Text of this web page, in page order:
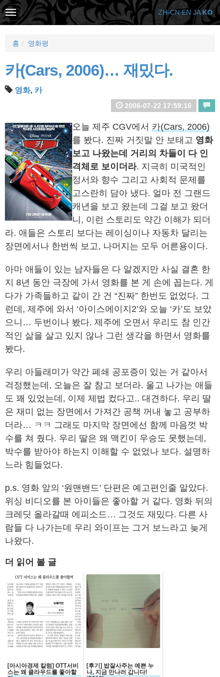
홈 영화평
카(Cars, 2006)… 재밌다.
영화, 카
2006-07-22 17:59:16
오늘 제주 CGV에서 카(Cars, 2006)
를 봤다. 진짜 거짓말 안 보태고 영화
보고 나왔는데 거리의 차들이 다 인
격체로 보이더라. 지극히 미국적인
정서와 향수 그리고 사회적 문제를
고스란히 담아 냈다. 얼마 전 그랜드
캐년을 보고 왔는데 그걸 보고 왔더
니, 이런 스토리도 약간 이해가 되더
라. 애들은 스토리 보다는 레이싱이나 자동차 달리는
장면에서나 한번씩 보고, 나머지는 모두 어른용이다.
아마 애들이 있는 남자들은 다 알겠지만 사실 결혼 한
지 8년 동안 극장에 가서 영화를 본 게 손에 꼽는다. 게
다가 가족들하고 같이 간 건 “진짜” 한번도 없었다. 그
런데, 제주에 와서 ‘아이스에이지2’와 오늘 ‘카’도 보았
으니… 두번이나 봤다. 제주에 오면서 우리도 참 인간
적인 삶을 살고 있지 않나 그런 생각을 하면서 영화를
봤다.
우리 아들래미가 약간 폐쇄 공포증이 있는 거 같아서
걱정했는데, 오늘은 잘 참고 보더라. 울고 나가는 애들
도 꽤 있었는데, 이제 제법 컸다고.. 대견하다. 우리 딸
은 재미 없는 장면에서 가져간 공책 꺼내 놓고 공부하
더라… ㅋㅋ 그래도 마지막 장면에선 함께 마음껏 박
수를 쳐 줬다. 우리 딸은 왜 맥킨이 우승도 못했는데,
박수를 받아야 하는지 이해할 수 없었나 보다. 설명하
느라 힘들었다.
p.s. 영화 앞의 ‘원맨밴드’ 단편은 예고편인줄 알았다.
위싱 비디오를 본 아이들은 좋아할 거 같다. 영화 뒤의
크레딧 올라갈때 에피소드… 그것도 재밌다. 다른 사
람들 다 나가는데 우리 와이프는 그거 보느라고 늦게
나왔다.
더 읽어 볼 글
[아시아경제 칼럼] OTT서비
스는 왜 클라우드를 좋아할
[후기] 밥잘사주는 예쁜 누
나, 지금 만나러 갑니다!
ZH-CN EN JA KO